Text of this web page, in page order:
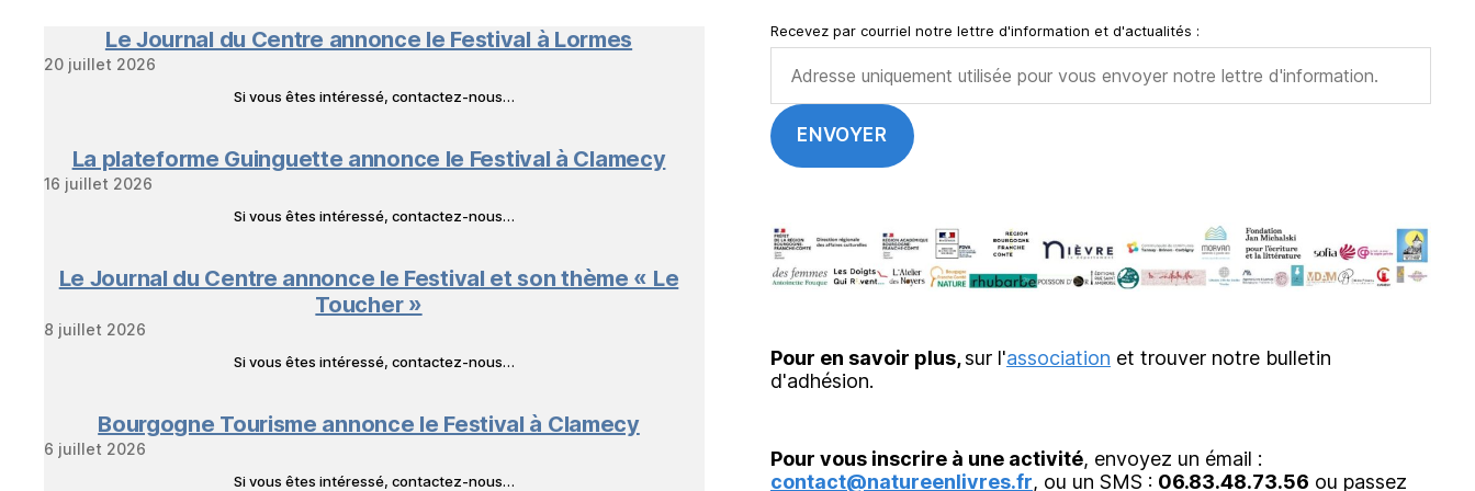
Le Journal du Centre annonce le Festival à Lormes
20 juillet 2026
Si vous êtes intéressé, contactez-nous…
La plateforme Guinguette annonce le Festival à Clamecy
16 juillet 2026
Si vous êtes intéressé, contactez-nous…
Le Journal du Centre annonce le Festival et son thème « Le
Toucher »
8 juillet 2026
Si vous êtes intéressé, contactez-nous…
Bourgogne Tourisme annonce le Festival à Clamecy
6 juillet 2026
Si vous êtes intéressé, contactez-nous…
Recevez par courriel notre lettre d'information et d'actualités :
Pour en savoir plus,sur l'association et trouver notre bulletin
d'adhésion.
Pour vous inscrire à une activité, envoyez un émail :
contact@natureenlivres.fr, ou un SMS : 06.83.48.73.56 ou passez